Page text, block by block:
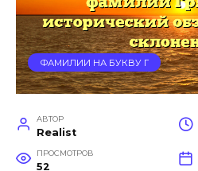
ФАМИЛИИ НА БУКВУ Г
АВТОР
Realist
ПРОСМОТРОВ
52